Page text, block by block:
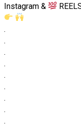
Instagram &
.
.
.
.
.
.
.
.
.